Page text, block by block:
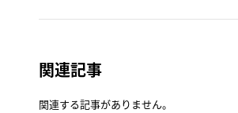
関連記事
関連する記事がありません。